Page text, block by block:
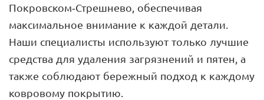
Покровском-Стрешнево, обеспечивая
максимальное внимание к каждой детали.
Наши специалисты используют только лучшие
средства для удаления загрязнений и пятен, а
также соблюдают бережный подход к каждому
ковровому покрытию.